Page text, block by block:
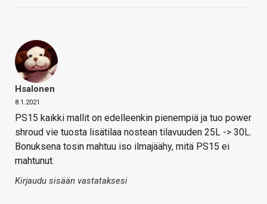
Hsalonen
8.1.2021
PS15 kaikki mallit on edelleenkin pienempiä ja tuo power
shroud vie tuosta lisätilaa nostean tilavuuden 25L -> 30L.
Bonuksena tosin mahtuu iso ilmajäähy, mitä PS15 ei
mahtunut.
Kirjaudu sisään vastataksesi